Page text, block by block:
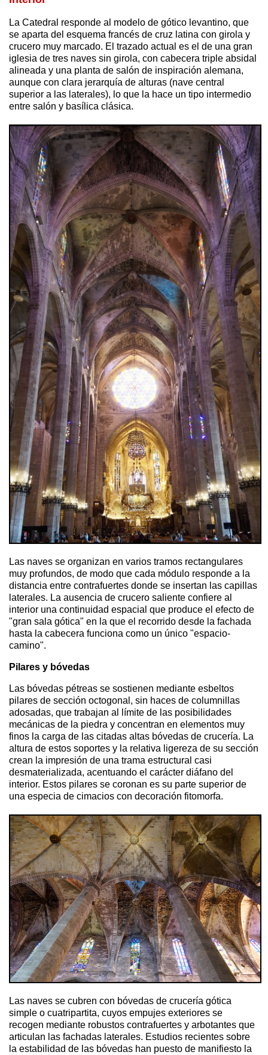
La Catedral responde al modelo de gótico levantino, que
se aparta del esquema francés de cruz latina con girola y
crucero muy marcado. El trazado actual es el de una gran
iglesia de tres naves sin girola, con cabecera triple absidal
alineada y una planta de salón de inspiración alemana,
aunque con clara jerarquía de alturas (nave central
superior a las laterales), lo que la hace un tipo intermedio
entre salón y basílica clásica.
Las naves se organizan en varios tramos rectangulares
muy profundos, de modo que cada módulo responde a la
distancia entre contrafuertes donde se insertan las capillas
laterales. La ausencia de crucero saliente confiere al
interior una continuidad espacial que produce el efecto de
"gran sala gótica" en la que el recorrido desde la fachada
hasta la cabecera funciona como un único "espacio-
camino".
Pilares y bóvedas
Las bóvedas pétreas se sostienen mediante esbeltos
pilares de sección octogonal, sin haces de columnillas
adosadas, que trabajan al límite de las posibilidades
mecánicas de la piedra y concentran en elementos muy
finos la carga de las citadas altas bóvedas de crucería. La
altura de estos soportes y la relativa ligereza de su sección
crean la impresión de una trama estructural casi
desmaterializada, acentuando el carácter diáfano del
interior. Estos pilares se coronan es su parte superior de
una especia de cimacios con decoración fitomorfa.
Las naves se cubren con bóvedas de crucería gótica
simple o cuatripartita, cuyos empujes exteriores se
recogen mediante robustos contrafuertes y arbotantes que
articulan las fachadas laterales. Estudios recientes sobre
la estabilidad de las bóvedas han puesto de manifiesto la